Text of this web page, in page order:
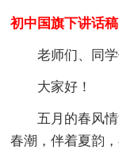
初中国旗下讲话
老师们、同学
大家好！
五月的春风
春潮，伴着夏韵